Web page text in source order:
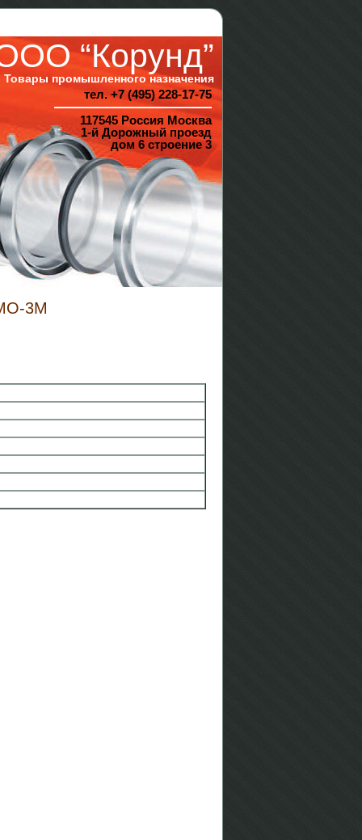
“Корунд”
Товары промышленного назначения
тел. +7 (495) 228-17-75
117545 Россия Москва
1-й Дорожный проезд
дом 6 строение 3
3M